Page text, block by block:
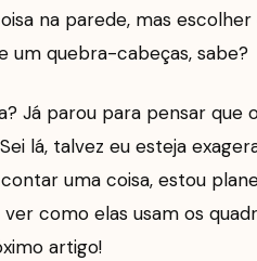
na parede, mas
um quebra-cabeças, sabe?
Já parou para pensar
lá, talvez eu esteja
uma coisa, estou
como elas usam os
artigo!